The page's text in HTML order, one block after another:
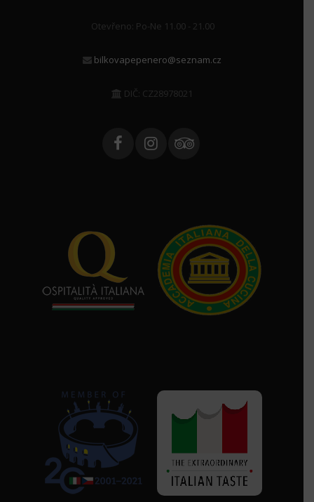
Otevřeno: Po-Ne 11.00 - 21.00
bilkovapepenero@seznam.cz
DIČ: CZ28978021